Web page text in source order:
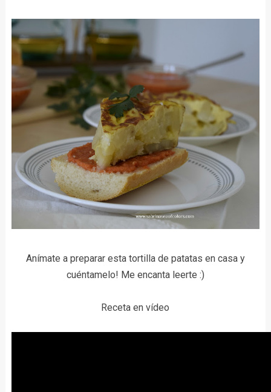
Anímate a preparar esta tortilla de patatas en casa y
cuéntamelo! Me encanta leerte :)
Receta en vídeo